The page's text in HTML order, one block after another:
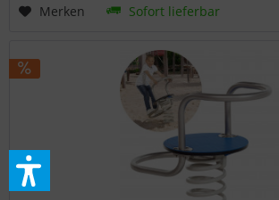
Merken Sofort lieferbar